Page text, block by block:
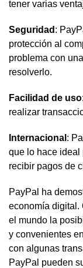
tener varias
Seguridad :
protección al
problema con
resolverlo.
Facilidad de uso
realizar
Internacional :
que lo hace ideal
recibir pagos de
PayPal ha
economía digital.
el mundo la
y convenientes
con algunas
PayPal pueden